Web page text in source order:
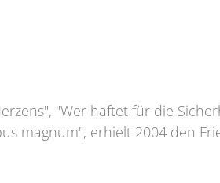
"Wer haftet für die
magnum", erhielt 2004 den